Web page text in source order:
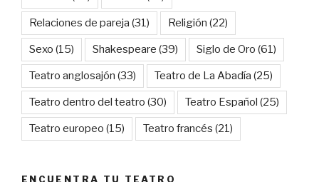
Relaciones de pareja (31) Religión (22)
Sexo (15) Shakespeare (39) Siglo de Oro (61)
Teatro anglosajón (33) Teatro de La Abadía (25)
Teatro dentro del teatro (30) Teatro Español (25)
Teatro europeo (15) Teatro francés (21)
ENCUENTRA TU TEATRO